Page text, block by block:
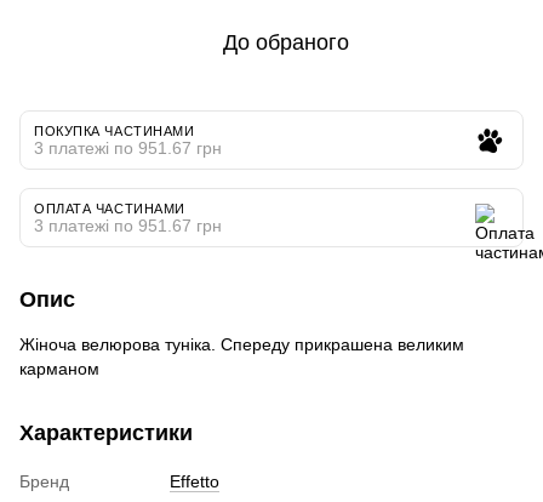
До обраного
ПОКУПКА ЧАСТИНАМИ
3 платежі по 951.67 грн
ОПЛАТА ЧАСТИНАМИ
3 платежі по 951.67 грн
Опис
Жіноча велюрова туніка. Спереду прикрашена великим
карманом
Характеристики
Бренд
Effetto